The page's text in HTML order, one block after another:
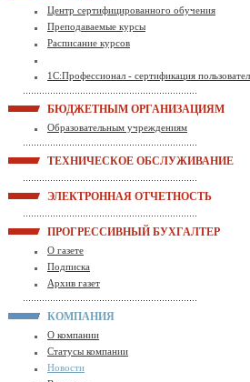
Центр сертифицированного обучения
Преподаваемые курсы
Расписание курсов
1С:Профессионал - сертификация
БЮДЖЕТНЫМ ОРГАНИЗАЦИЯМ
Образовательным учреждениям
ТЕХНИЧЕСКОЕ ОБСЛУЖИВАНИЕ
ЭЛЕКТРОННАЯ ОТЧЕТНОСТЬ
ПРОГРЕССИВНЫЙ БУХГАЛТЕР
О газете
Подписка
Архив газет
КОМПАНИЯ
О компании
Статусы компании
Новости